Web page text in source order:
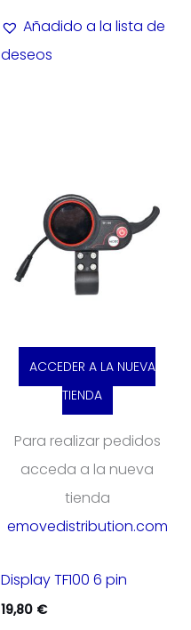
Añadido a la lista de
deseos
ACCEDER A LA NUEVA
TIENDA
Para realizar pedidos
acceda a la nueva
tienda
emovedistribution.com
Display TF100 6 pin
19,80 €